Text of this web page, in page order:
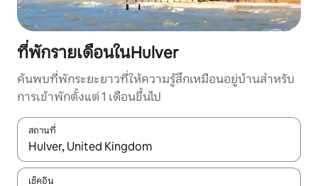
ที่พักรายเดือนในHulver
ค้นพบที่พักระยะยาวที่ให้ความรู้สึกเหมือนอยู่บ้านสำหรับ
การเข้าพักตั้งแต่ 1 เดือนขึ้นไป
สถานที่
ใช้ลูกศรขึ้นลง หรือใช้การสัมผัสหรือปัด เพื่อสำรวจผลการค้นหา
เช็คอิน